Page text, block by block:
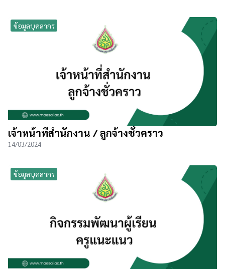
ข้อมูลบุคลากร
เจ้าหน้าที่สำนักงาน / ลูกจ้างชั่วคราว
14/03/2024
ข้อมูลบุคลากร